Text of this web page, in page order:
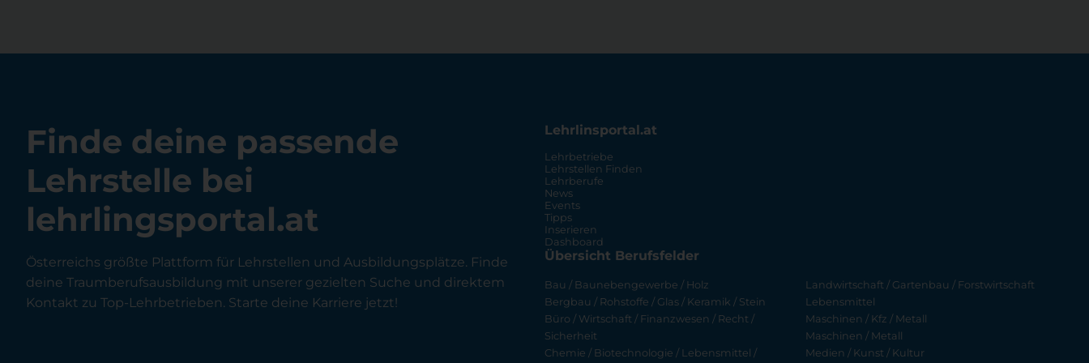
Finde deine passende
Lehrstelle bei
lehrlingsportal.at
Österreichs größte Plattform für Lehrstellen und Ausbildungsplätze. Finde
deine Traumberufsausbildung mit unserer gezielten Suche und direktem
Kontakt zu Top-Lehrbetrieben. Starte deine Karriere jetzt!
Lehrlinsportal.at
Lehrbetriebe
Lehrstellen Finden
Lehrberufe
News
Events
Tipps
Inserieren
Dashboard
Übersicht Berufsfelder
Bau / Baunebengewerbe / Holz
Bergbau / Rohstoffe / Glas / Keramik / Stein
Büro / Wirtschaft / Finanzwesen / Recht /
Sicherheit
Chemie / Biotechnologie / Lebensmittel /
Landwirtschaft / Gartenbau / Forstwirtschaft
Lebensmittel
Maschinen / Kfz / Metall
Maschinen / Metall
Medien / Kunst / Kultur